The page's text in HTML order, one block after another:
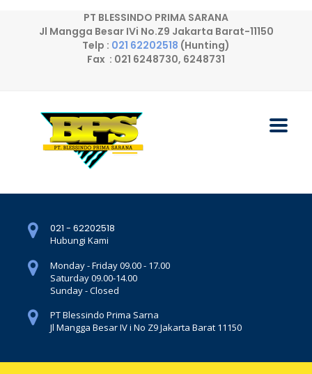
PT BLESSINDO PRIMA SARANA
Jl Mangga Besar IVi No.Z9 Jakarta Barat-11150
Telp : 021 62202518 (Hunting)
Fax : 021 6248730, 6248731
021 - 62202518
Hubungi Kami
Monday - Friday 09.00 - 17.00
Saturday 09.00-14.00
Sunday - Closed
PT Blessindo Prima Sarna
Jl Mangga Besar IV i No Z9 Jakarta Barat 11150